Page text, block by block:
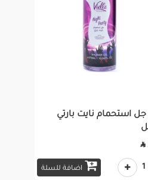
جل استحمام نايت بارتي

اضافة للسلة 1